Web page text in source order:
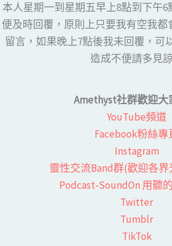
本人星期一到星期五早上8點到下午
便及時回覆，原則上只要我有空我
留言，如果晚上7點後我未回覆，可
造成不便請多見
Amethyst社群歡迎大
YouTube頻道
Facebook粉絲專
Instagram
靈性交流Band群(歡迎各
Podcast-SoundOn 用聽
​Twitter
Tumblr
TikTok